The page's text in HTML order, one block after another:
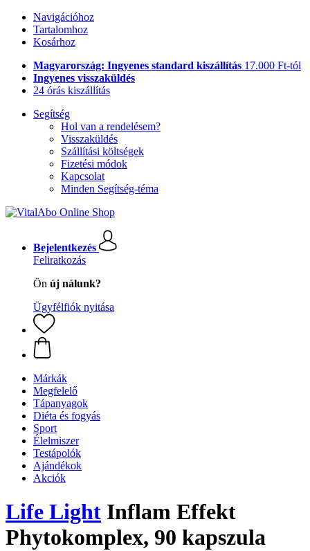
Navigációhoz
Tartalomhoz
Kosárhoz
Magyarország: Ingyenes standard kiszállítás 17.000 Ft-tól
Ingyenes visszaküldés
24 órás kiszállítás
Segítség
Hol van a rendelésem?
Visszaküldés
Szállítási költségek
Fizetési módok
Kapcsolat
Minden Segítség-téma
Bejelentkezés
Feliratkozás
Ön új nálunk?
Ügyfélfiók nyitása
Márkák
Megfelelő
Tápanyagok
Diéta és fogyás
Sport
Élelmiszer
Testápolók
Ajándékok
Akciók
Life Light Inflam Effekt
Phytokomplex, 90 kapszula